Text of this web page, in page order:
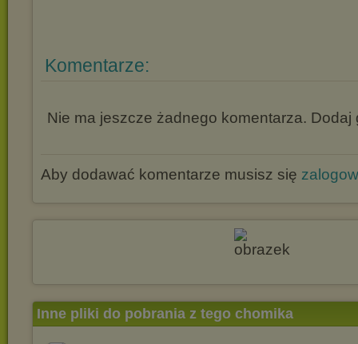
Komentarze:
Nie ma jeszcze żadnego komentarza. Dodaj
Aby dodawać komentarze musisz się
Inne pliki do pobrania z tego chomika